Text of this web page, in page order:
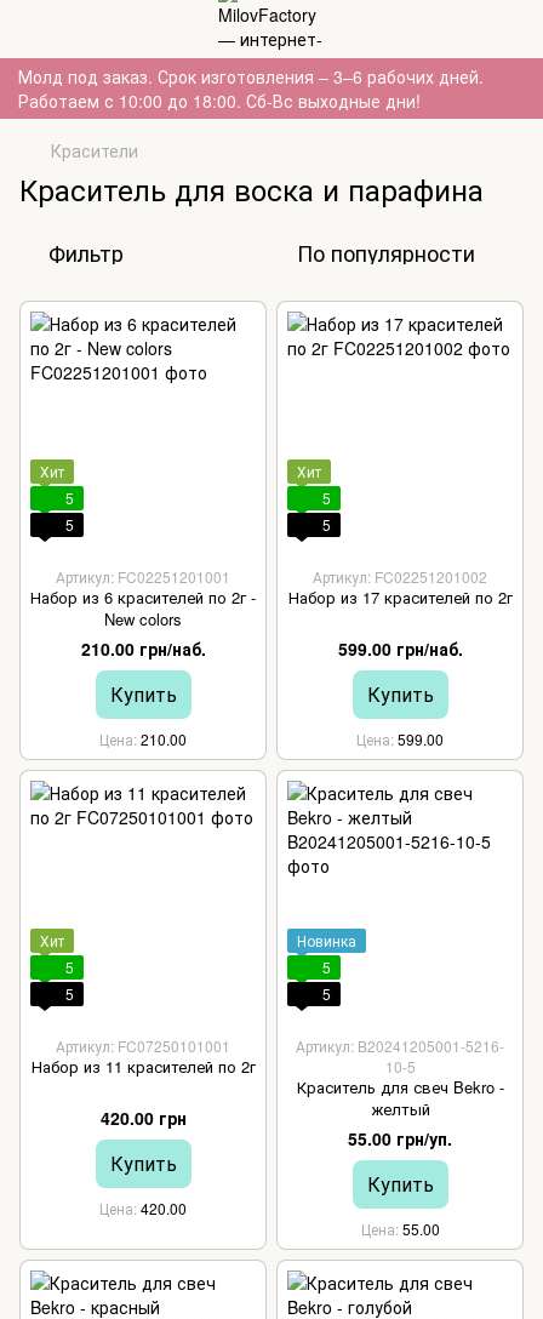
Молд под заказ. Срок изготовления – 3–6 рабочих дней.
Работаем с 10:00 до 18:00. Сб-Вс выходные дни!
Красители
Краситель для воска и парафина
Фильтр По популярности
Хит
5
5
Артикул: FC02251201001
Набор из 6 красителей по 2г -
New colors
210.00 грн/наб.
Купить
Цена 210.00
Хит
5
5
Артикул: FC02251201002
Набор из 17 красителей по 2г
599.00 грн/наб.
Купить
Цена 599.00
Хит
5
5
Артикул: FC07250101001
Набор из 11 красителей по 2г
420.00 грн
Купить
Цена 420.00
Новинка
5
5
Артикул: B20241205001-5216-
10-5
Краситель для свеч Bekro -
желтый
55.00 грн/уп.
Купить
Цена 55.00